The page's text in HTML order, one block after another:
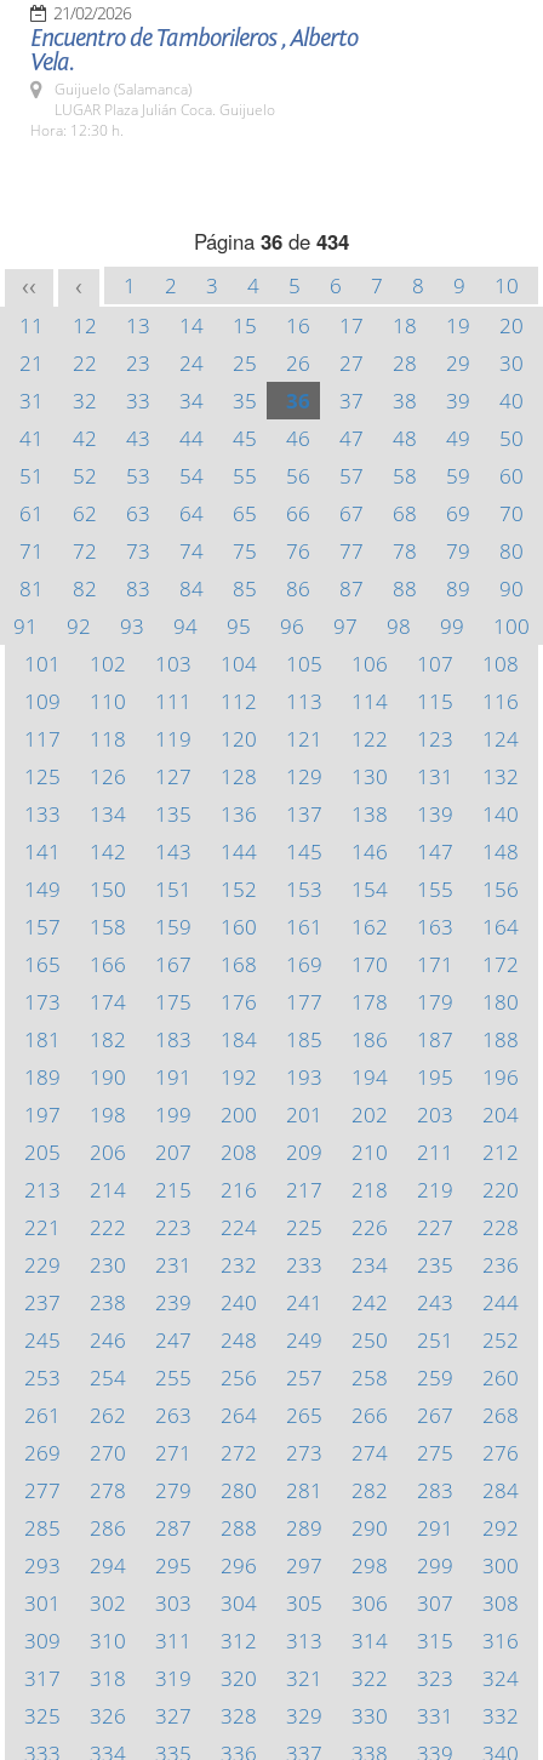
21/02/2026
Encuentro de Tamborileros , Alberto
Vela.
Guijuelo (Salamanca)
LUGAR Plaza Julián Coca. Guijuelo
Hora: 12:30 h.
Página 36 de 434
<< < 1 2 3 4 5 6 7 8 9
10
11
12 13 14 15 16 17 18 19
20
21
22 23 24 25 26 27 28 29
30
31
32 33 34 35 36 37 38 39
40
41
42 43 44 45 46 47 48 49
50
51
52 53 54 55 56 57 58 59
60
61
62 63 64 65 66 67 68 69
70
71
72 73 74 75 76 77 78 79
80
81
82 83 84 85 86 87 88 89
90
91
92 93 94 95 96 97 98 99
100
101
102 103 104 105 106 107
108
109
110 111 112 113 114 115
116
117
118 119 120 121 122 123
124
125
126 127 128 129 130 131
132
133
134 135 136 137 138 139
140
141
142 143 144 145 146 147
148
149
150 151 152 153 154 155
156
157
158 159 160 161 162 163
164
165
166 167 168 169 170 171
172
173
174 175 176 177 178 179
180
181
182 183 184 185 186 187
188
189
190 191 192 193 194 195
196
197
198 199 200 201 202 203
204
205
206 207 208 209 210 211
212
213
214 215 216 217 218 219
220
221
222 223 224 225 226 227
228
229
230 231 232 233 234 235
236
237
238 239 240 241 242 243
244
245
246 247 248 249 250 251
252
253
254 255 256 257 258 259
260
261
262 263 264 265 266 267
268
269
270 271 272 273 274 275
276
277
278 279 280 281 282 283
284
285
286 287 288 289 290 291
292
293
294 295 296 297 298 299
300
301
302 303 304 305 306 307
308
309
310 311 312 313 314 315
316
317
318 319 320 321 322 323
324
325
326 327 328 329 330 331
332
333
334 335 336 337 338 339 340